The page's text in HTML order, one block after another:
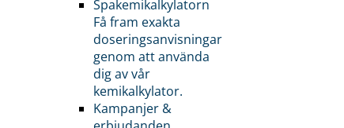
Spakemikalkylatorn
Få fram exakta
doseringsanvisningar
genom att använda
dig av vår
kemikalkylator.
Kampanjer &